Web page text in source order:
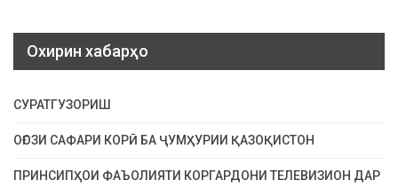
Охирин хабарҳо
СУРАТГУЗОРИШ
ОҒОЗИ САФАРИ КОРӢ БА ҶУМҲУРИИ ҚАЗОҚИСТОН
ПРИНСИПҲОИ ФАЪОЛИЯТИ КОРГАРДОНИ ТЕЛЕВИЗИОН ДАР